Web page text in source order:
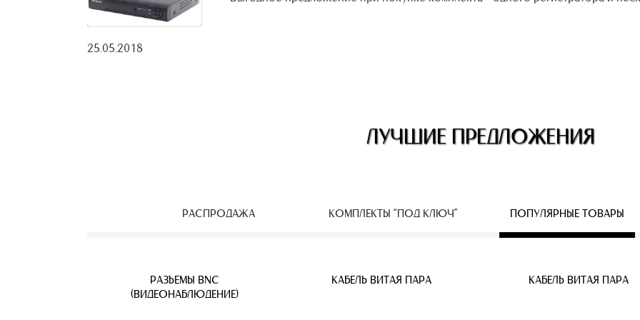
25.05.2018
ЛУЧШИЕ ПРЕДЛОЖЕНИЯ
РАСПРОДАЖА КОМПЛЕКТЫ “ПОД КЛЮЧ” ПОПУЛЯРНЫЕ ТОВАРЫ
УЛИЧНЫЕ IP КАМЕРЫ БЕСПРОВОДНЫЕ IP КАМЕРЫ КАБЕЛЬ ВИТАЯ ПАРА
РАЗЪЕМЫ BNC
(ВИДЕОНАБЛЮДЕНИЕ)
КАБЕЛЬ ВИТАЯ ПАРА КАБЕЛЬ ВИТАЯ ПАРА
КАБЕЛЬ ВИТАЯ ПАРА КАБЕЛЬ ВИТАЯ ПАРА КАБЕЛЬ ВИТАЯ ПАРА